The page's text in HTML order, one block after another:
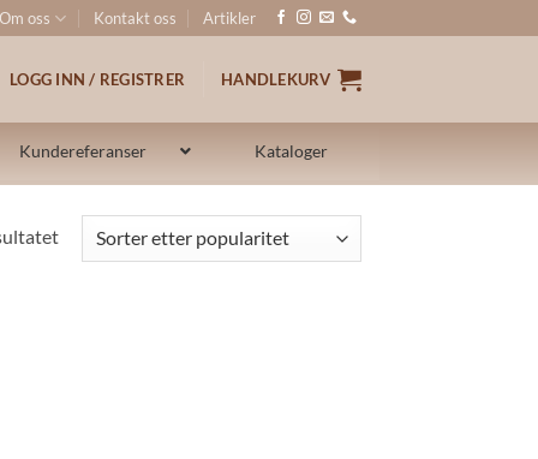
Om oss Kontakt oss Artikler
LOGG INN / REGISTRER HANDLEKURV
Kundereferanser Kataloger